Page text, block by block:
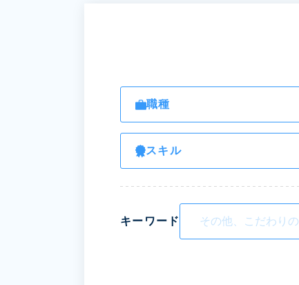
職種
スキル
キーワード